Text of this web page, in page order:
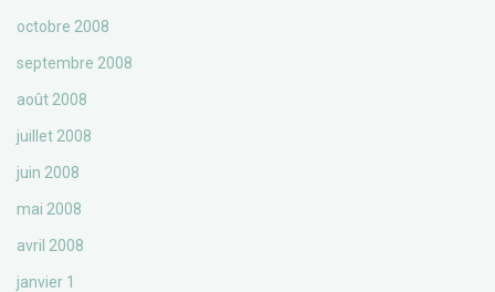
octobre 2008
septembre 2008
août 2008
juillet 2008
juin 2008
mai 2008
avril 2008
janvier 1